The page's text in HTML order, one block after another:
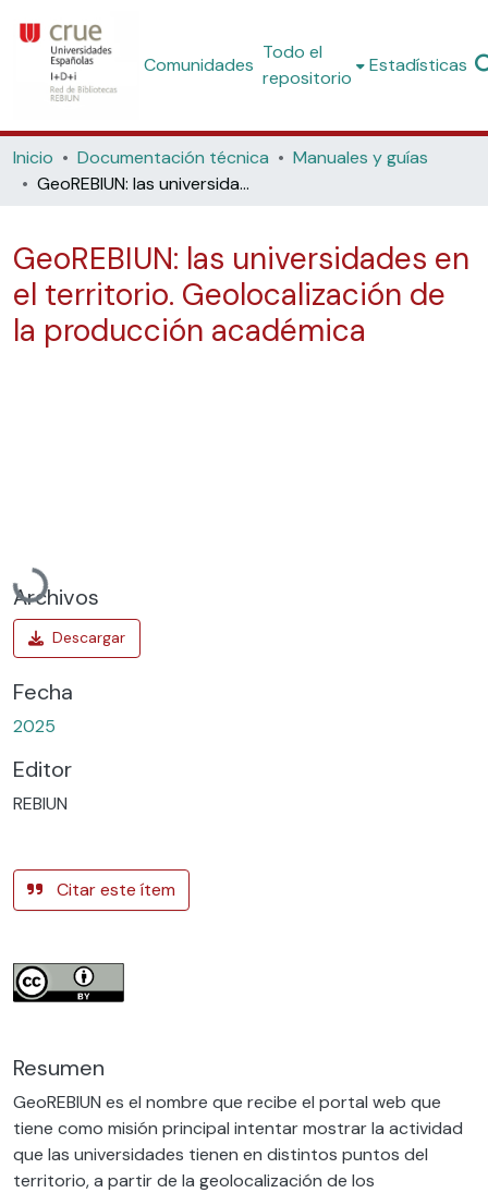
Comunidades
Todo el
repositorio
Estadísticas
Inicio Documentación técnica
Manuales y guías
GeoREBIUN: las universidades en el territorio. Geolocalización de la producción académica
GeoREBIUN: las universidades en
el territorio. Geolocalización de
la producción académica
Cargando...
Archivos
Fecha
2025
Editor
REBIUN
Citar este ítem
Resumen
GeoREBIUN es el nombre que recibe el portal web que
tiene como misión principal intentar mostrar la actividad
que las universidades tienen en distintos puntos del
territorio, a partir de la geolocalización de los